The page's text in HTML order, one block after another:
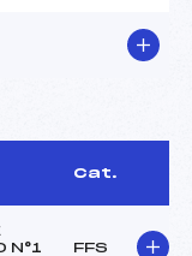
Cat.
N°1
FFS